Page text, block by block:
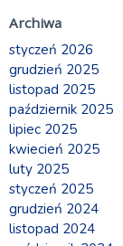
Archiwa
styczeń 2026
grudzień 2025
listopad 2025
październik 2025
lipiec 2025
kwiecień 2025
luty 2025
styczeń 2025
grudzień 2024
listopad 2024